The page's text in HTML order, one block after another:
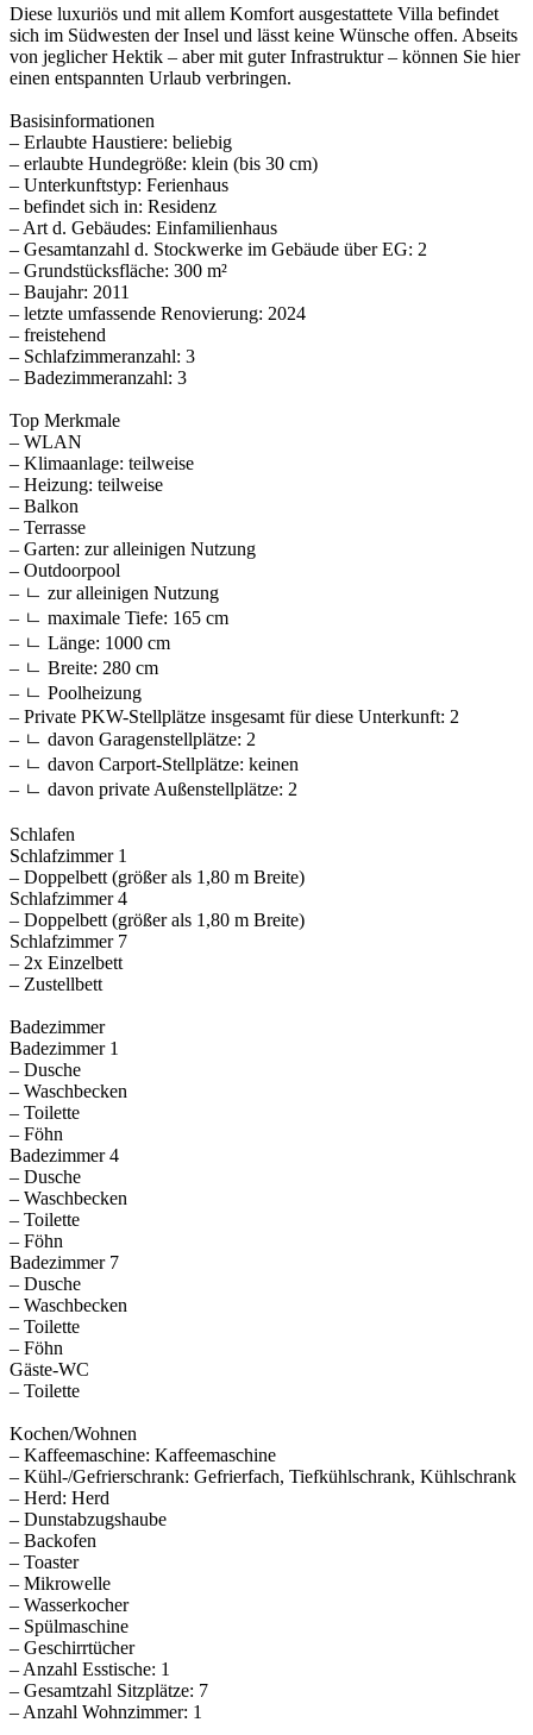
Diese luxuriös und mit allem Komfort ausgestattete Villa befindet
sich im Südwesten der Insel und lässt keine Wünsche offen. Abseits
von jeglicher Hektik – aber mit guter Infrastruktur – können Sie hier
einen entspannten Urlaub verbringen.
Basisinformationen
– Erlaubte Haustiere: beliebig
– erlaubte Hundegröße: klein (bis 30 cm)
– Unterkunftstyp: Ferienhaus
– befindet sich in: Residenz
– Art d. Gebäudes: Einfamilienhaus
– Gesamtanzahl d. Stockwerke im Gebäude über EG: 2
– Grundstücksfläche: 300 m²
– Baujahr: 2011
– letzte umfassende Renovierung: 2024
– freistehend
– Schlafzimmeranzahl: 3
– Badezimmeranzahl: 3
Top Merkmale
– WLAN
– Klimaanlage: teilweise
– Heizung: teilweise
– Balkon
– Terrasse
– Garten: zur alleinigen Nutzung
– Outdoorpool
– ㄴ zur alleinigen Nutzung
– ㄴ maximale Tiefe: 165 cm
– ㄴ Länge: 1000 cm
– ㄴ Breite: 280 cm
– ㄴ Poolheizung
– Private PKW-Stellplätze insgesamt für diese Unterkunft: 2
– ㄴ davon Garagenstellplätze: 2
– ㄴ davon Carport-Stellplätze: keinen
– ㄴ davon private Außen­stellplätze: 2
Schlafen
Schlafzimmer 1
– Doppelbett (größer als 1,80 m Breite)
Schlafzimmer 4
– Doppelbett (größer als 1,80 m Breite)
Schlafzimmer 7
– 2x Einzelbett
– Zustellbett
Badezimmer
Badezimmer 1
– Dusche
– Waschbecken
– Toilette
– Föhn
Badezimmer 4
– Dusche
– Waschbecken
– Toilette
– Föhn
Badezimmer 7
– Dusche
– Waschbecken
– Toilette
– Föhn
Gäste-WC
– Toilette
Kochen/Wohnen
– Kaffeemaschine: Kaffeemaschine
– Kühl-/Gefrierschrank: Gefrierfach, Tiefkühlschrank, Kühlschrank
– Herd: Herd
– Dunstabzugshaube
– Backofen
– Toaster
– Mikrowelle
– Wasserkocher
– Spülmaschine
– Geschirrtücher
– Anzahl Esstische: 1
– Gesamtzahl Sitzplätze: 7
– Anzahl Wohnzimmer: 1